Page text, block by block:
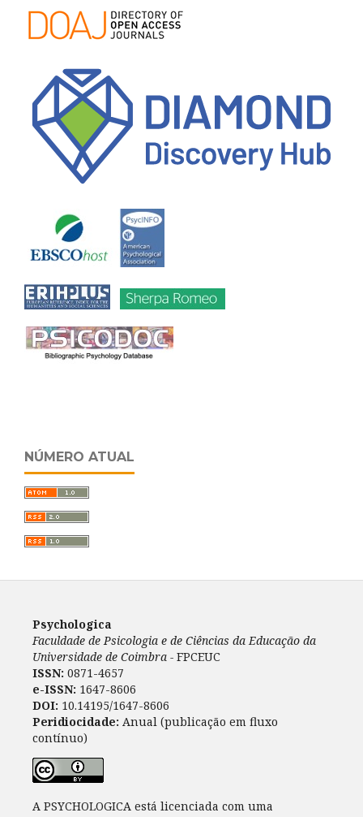
NÚMERO ATUAL
Psychologica
Faculdade de Psicologia e de Ciências da Educação da
Universidade de Coimbra - FPCEUC
ISSN: 0871-4657
e-ISSN: 1647-8606
DOI: 10.14195/1647-8606
Peridiocidade: Anual (publicação em fluxo
contínuo)
A PSYCHOLOGICA está licenciada com uma